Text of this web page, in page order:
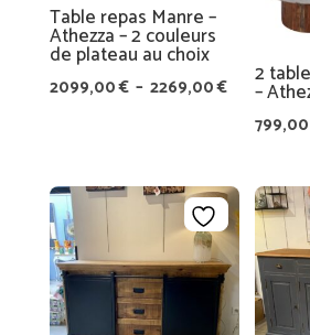
Table repas Manre –
Athezza – 2 couleurs
de plateau au choix
2099,00€ – 2269,00€Plage
à
2269,00 €
2
–